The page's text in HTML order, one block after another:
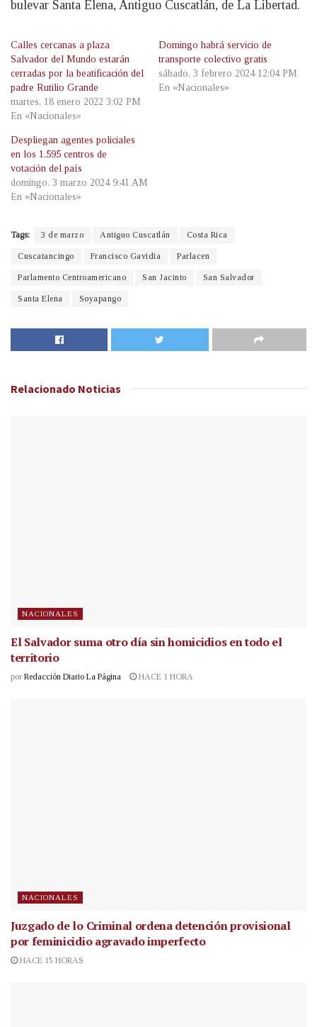
bulevar Santa Elena, Antiguo Cuscatlán, de La Libertad.
Calles cercanas a plaza
Salvador del Mundo estarán
cerradas por la beatificación del
padre Rutilio Grande
martes, 18 enero 2022 3:02 PM
En «Nacionales»
Domingo habrá servicio de
transporte colectivo gratis
sábado, 3 febrero 2024 12:04 PM
En «Nacionales»
Despliegan agentes policiales
en los 1,595 centros de
votación del país
domingo, 3 marzo 2024 9:41 AM
En «Nacionales»
Tags: 3 de marzo Antiguo Cuscatlán Costa Rica
Cuscatancingo Francisco Gavidia Parlacen
Parlamento Centroamericano San Jacinto San Salvador
Santa Elena Soyapango
Relacionado Noticias
NACIONALES
El Salvador suma otro día sin homicidios en todo el
territorio
por Redacción Diario La Página HACE 1 HORA
NACIONALES
Juzgado de lo Criminal ordena detención provisional
por feminicidio agravado imperfecto
HACE 15 HORAS